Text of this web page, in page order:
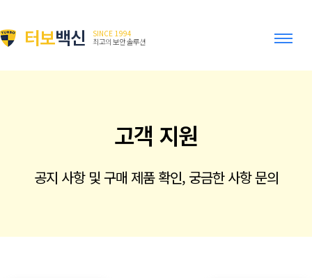
터보백신
SINCE 1994
최고의 보안 솔루션
고객 지원
공지 사항 및 구매 제품 확인, 궁금한 사항 문의